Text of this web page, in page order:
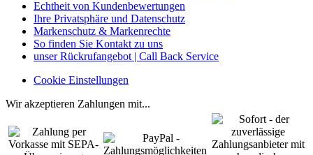
Echtheit von Kundenbewertungen
Ihre Privatsphäre und Datenschutz
Markenschutz & Markenrechte
So finden Sie Kontakt zu uns
unser Rückrufangebot | Call Back Service
Cookie Einstellungen
Wir akzeptieren Zahlungen mit...